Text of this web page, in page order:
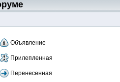
Объявление
Прилепленная
Перенесенная